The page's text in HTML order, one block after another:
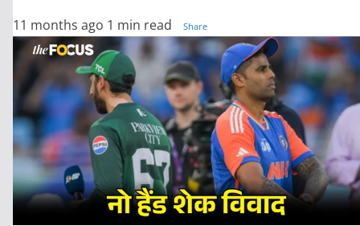
11 months ago 1 min read Share